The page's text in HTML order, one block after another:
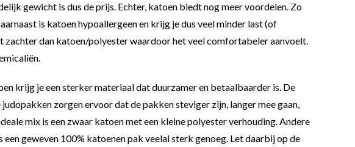
gewicht is dus de prijs. Echter, katoen biedt nog meer voordelen. Zo
is katoen hypoallergeen en krijg je dus veel minder last (of
zachter dan katoen/polyester waardoor het veel comfortabeler aanvoelt.
krijg je een sterker materiaal dat duurzamer en betaalbaarder is. De
zorgen ervoor dat de pakken steviger zijn, langer mee gaan,
mix is een zwaar katoen met een kleine polyester verhouding. Andere
geweven 100% katoenen pak veelal sterk genoeg. Let daarbij op de